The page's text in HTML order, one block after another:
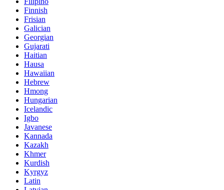
Finnish
Frisian
Galician
Georgian
Gujarati
Haitian
Hausa
Hawaiian
Hebrew
Hmong
Hungarian
Icelandic
Igbo
Javanese
Kannada
Kazakh
Khmer
Kurdish
Kyrgyz
Latin